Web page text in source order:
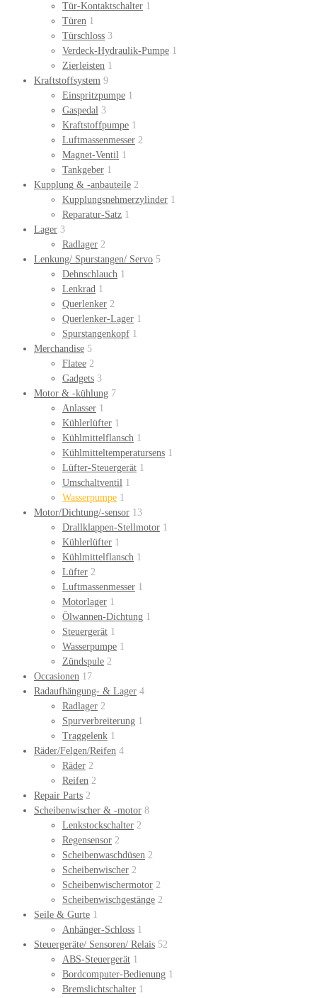
Tür-Kontaktschalter 1
Türen 1
Türschloss 3
Verdeck-Hydraulik-Pumpe 1
Zierleisten 1
Kraftstoffsystem 9
Einspritzpumpe 1
Gaspedal 3
Kraftstoffpumpe 1
Luftmassenmesser 2
Magnet-Ventil 1
Tankgeber 1
Kupplung & -anbauteile 2
Kupplungsnehmerzylinder 1
Reparatur-Satz 1
Lager 3
Radlager 2
Lenkung/ Spurstangen/ Servo 5
Dehnschlauch 1
Lenkrad 1
Querlenker 2
Querlenker-Lager 1
Spurstangenkopf 1
Merchandise 5
Flatee 2
Gadgets 3
Motor & -kühlung 7
Anlasser 1
Kühlerlüfter 1
Kühlmittelflansch 1
Kühlmitteltemperatursens 1
Lüfter-Steuergerät 1
Umschaltventil 1
Wasserpumpe 1
Motor/Dichtung/-sensor 13
Drallklappen-Stellmotor 1
Kühlerlüfter 1
Kühlmittelflansch 1
Lüfter 2
Luftmassenmesser 1
Motorlager 1
Ölwannen-Dichtung 1
Steuergerät 1
Wasserpumpe 1
Zündspule 2
Occasionen 17
Radaufhängung- & Lager 4
Radlager 2
Spurverbreiterung 1
Traggelenk 1
Räder/Felgen/Reifen 4
Räder 2
Reifen 2
Repair Parts 2
Scheibenwischer & -motor 8
Lenkstockschalter 2
Regensensor 2
Scheibenwaschdüsen 2
Scheibenwischer 2
Scheibenwischermotor 2
Scheibenwischgestänge 2
Seile & Gurte 1
Anhänger-Schloss 1
Steuergeräte/ Sensoren/ Relais 52
ABS-Steuergerät 1
Bordcomputer-Bedienung 1
Bremslichtschalter 1